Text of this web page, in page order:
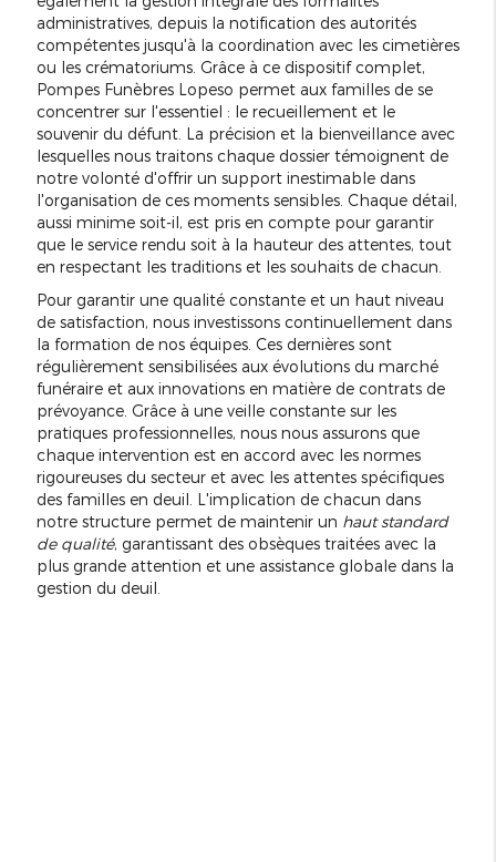
administratives, depuis la notification des autorités
compétentes jusqu'à la coordination avec les cimetières
ou les crématoriums. Grâce à ce dispositif complet,
Pompes Funèbres Lopeso permet aux familles de se
concentrer sur l'essentiel : le recueillement et le
souvenir du défunt. La précision et la bienveillance avec
lesquelles nous traitons chaque dossier témoignent de
notre volonté d'offrir un support inestimable dans
l'organisation de ces moments sensibles. Chaque détail,
aussi minime soit-il, est pris en compte pour garantir
que le service rendu soit à la hauteur des attentes, tout
en respectant les traditions et les souhaits de chacun.
Pour garantir une qualité constante et un haut niveau
de satisfaction, nous investissons continuellement dans
la formation de nos équipes. Ces dernières sont
régulièrement sensibilisées aux évolutions du marché
funéraire et aux innovations en matière de contrats de
prévoyance. Grâce à une veille constante sur les
pratiques professionnelles, nous nous assurons que
chaque intervention est en accord avec les normes
rigoureuses du secteur et avec les attentes spécifiques
des familles en deuil. L'implication de chacun dans
notre structure permet de maintenir un haut standard
de qualité, garantissant des obsèques traitées avec la
plus grande attention et une assistance globale dans la
gestion du deuil.